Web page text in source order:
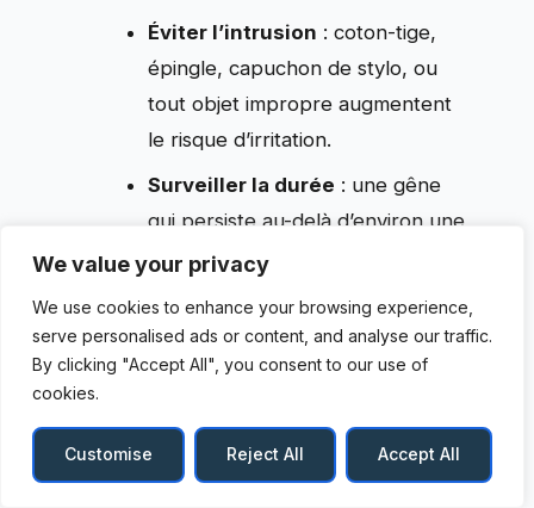
We value your privacy
We use cookies to enhance your browsing experience,
serve personalised ads or content, and analyse our traffic.
By clicking "Accept All", you consent to our use of
cookies.
Customise Reject All Accept All
Éviter l’intrusion : coton-tige,
épingle, capuchon de stylo, ou
tout objet impropre augmentent
le risque d’irritation.
Surveiller la durée : une gêne
qui persiste au-delà d’environ une
semaine, ou s’aggrave, mérite un
Prendre au sérieux la douleur:
douleur, fièvre, écoulement,
d’audition sont des signaux
d’alerte.